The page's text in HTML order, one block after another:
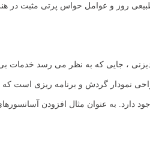
روز و عوامل حواس پرتی مثبت در
، جایی که به نظر می رسد خدمات
نمودار گردش و برنامه ریزی است که
دارد. به عنوان مثال افزودن